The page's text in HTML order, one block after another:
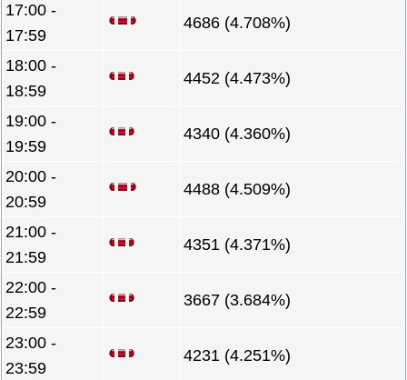
17:00 -
17:59
4686 (4.708%)
18:00 -
18:59
4452 (4.473%)
19:00 -
19:59
4340 (4.360%)
20:00 -
20:59
4488 (4.509%)
21:00 -
21:59
4351 (4.371%)
22:00 -
22:59
3667 (3.684%)
23:00 -
23:59
4231 (4.251%)